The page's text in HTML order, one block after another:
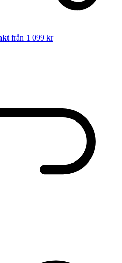
från 1 099 kr